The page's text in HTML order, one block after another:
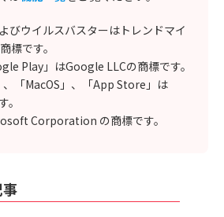
びウイルスバスターはトレンドマイ
標です。
Play」はGoogle LLCの商標です。
、「MacOS」、「App Store」は
Corporation の商標です。